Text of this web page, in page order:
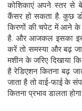
कोशिकाएं अपने स्तर से
कैंसर हो सकता है. कुछ
किरणों की चपेट में आने के
है. और आजकल इसका
करें तो समस्या और बढ़
मशीन के जरिए दिखाया
है रेडिएशन कितना बढ़
जाता है तो वाई-फाई के
कितना प्रभाव डालता होगा.